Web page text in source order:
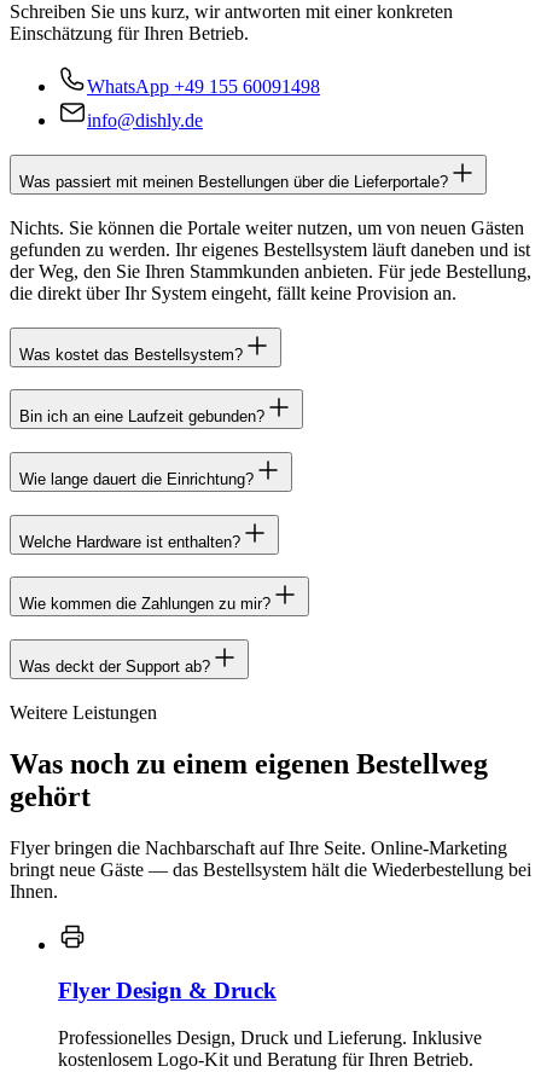
Schreiben Sie uns kurz, wir antworten mit einer konkreten
Einschätzung für Ihren Betrieb.
WhatsApp +49 155 60091498
info@dishly.de
Was passiert mit meinen Bestellungen über die Lieferportale?
Nichts. Sie können die Portale weiter nutzen, um von neuen Gästen
gefunden zu werden. Ihr eigenes Bestellsystem läuft daneben und ist
der Weg, den Sie Ihren Stammkunden anbieten. Für jede Bestellung,
die direkt über Ihr System eingeht, fällt keine Provision an.
Was kostet das Bestellsystem?
Bin ich an eine Laufzeit gebunden?
Wie lange dauert die Einrichtung?
Welche Hardware ist enthalten?
Wie kommen die Zahlungen zu mir?
Was deckt der Support ab?
Weitere Leistungen
Was noch zu einem eigenen Bestellweg
gehört
Flyer bringen die Nachbarschaft auf Ihre Seite. Online-Marketing
bringt neue Gäste — das Bestellsystem hält die Wiederbestellung bei
Ihnen.
Flyer Design & Druck
Professionelles Design, Druck und Lieferung. Inklusive
kostenlosem Logo-Kit und Beratung für Ihren Betrieb.